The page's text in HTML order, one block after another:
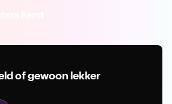
of gewoon lekker